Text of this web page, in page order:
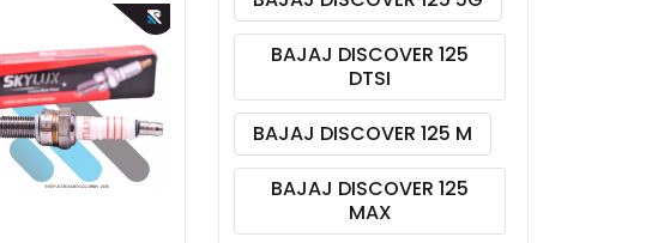
BAJAJ DISCOVER 125
DTSI
BAJAJ DISCOVER 125 M
BAJAJ DISCOVER 125
MAX